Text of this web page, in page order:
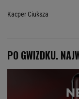
Kacper Ciuksza